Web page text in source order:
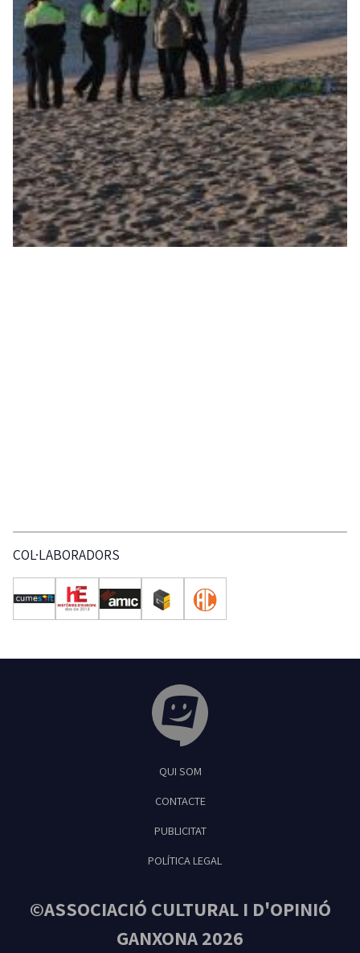
COL·LABORADORS
Feliu de Guíxols
QUI SOM
CONTACTE
PUBLICITAT
POLÍTICA LEGAL
©ASSOCIACIÓ CULTURAL I D'OPINIÓ
GANXONA 2026